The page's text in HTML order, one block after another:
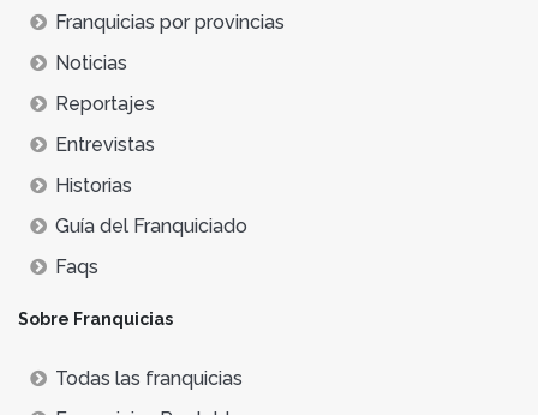
Franquicias por provincias
Noticias
Reportajes
Entrevistas
Historias
Guía del Franquiciado
Faqs
Sobre Franquicias
Todas las franquicias